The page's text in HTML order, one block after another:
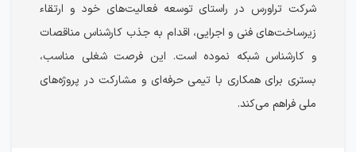
شرکت تراورس در راستای توسعه فعالیت‌های خود و ارتقاء
زیرساخت‌های فنی و اجرایی، اقدام به جذب کارشناس مناقصات
و کارشناس شبکه نموده است. این فرصت شغلی مناسب،
بستری برای همکاری با تیمی حرفه‌ای و مشارکت در پروژه‌های
ملی فراهم می‌کند.